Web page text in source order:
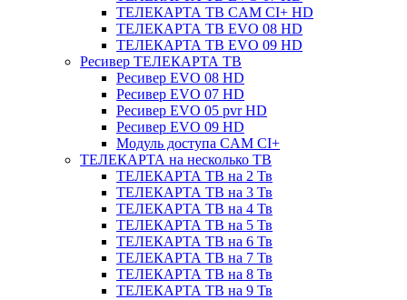
ТЕЛЕКАРТА ТВ CAM CI+ HD
ТЕЛЕКАРТА ТВ EVO 08 HD
ТЕЛЕКАРТА ТВ EVO 09 HD
Ресивер ТЕЛЕКАРТА ТВ
Ресивер EVO 08 HD
Ресивер EVO 07 HD
Ресивер EVO 05 pvr HD
Ресивер EVO 09 HD
Модуль доступа CAM CI+
ТЕЛЕКАРТА на несколько ТВ
ТЕЛЕКАРТА ТВ на 2 Тв
ТЕЛЕКАРТА ТВ на 3 Тв
ТЕЛЕКАРТА ТВ на 4 Тв
ТЕЛЕКАРТА ТВ на 5 Тв
ТЕЛЕКАРТА ТВ на 6 Тв
ТЕЛЕКАРТА ТВ на 7 Тв
ТЕЛЕКАРТА ТВ на 8 Тв
ТЕЛЕКАРТА ТВ на 9 Тв